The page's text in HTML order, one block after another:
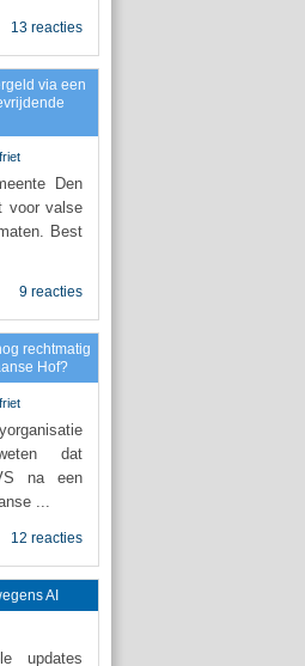
13 reacties
via een
Den
voor valse
Best
9 reacties
rechtmatig
Hof?
dat
na een
...
12 reacties
AI
updates